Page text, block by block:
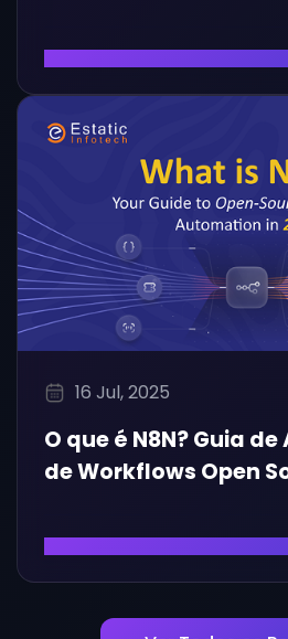
Ler Artigo
16 Jul, 2025
O que é N8N? Guia
de Workflows Open
Ler Artigo